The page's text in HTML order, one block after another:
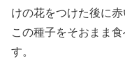
けの花をつけた後に赤
この種子をそおまま
す。